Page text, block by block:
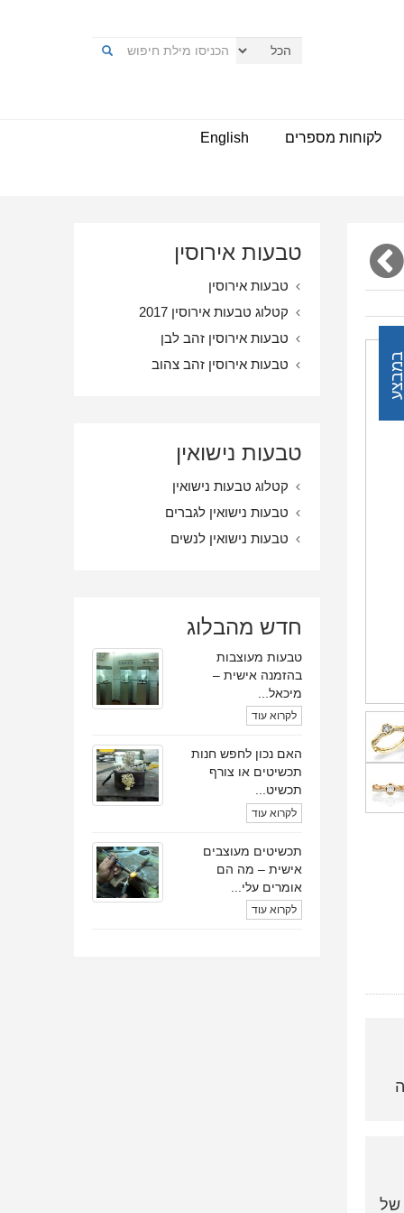
לקוחות מספרים English
במבצע
של
טבעות אירוסין
טבעות אירוסין
קטלוג טבעות אירוסין 2017
טבעות אירוסין זהב לבן
טבעות אירוסין זהב צהוב
טבעות נישואין
קטלוג טבעות נישואין
טבעות נישואין לגברים
טבעות נישואין לנשים
חדש מהבלוג
טבעות מעוצבות
בהזמנה אישית –
מיכאל...
לקרוא עוד
האם נכון לחפש חנות
תכשיטים או צורף
תכשיט...
לקרוא עוד
תכשיטים מעוצבים
אישית – מה הם
אומרים עלי...
לקרוא עוד